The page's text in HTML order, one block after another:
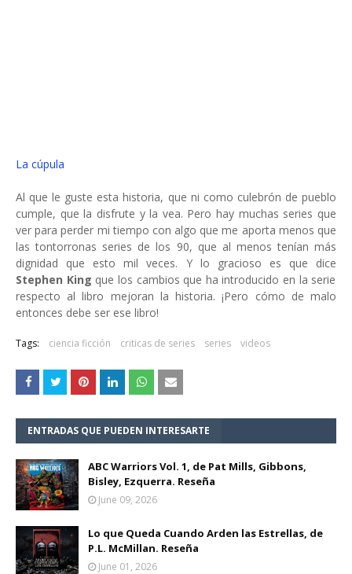
La cúpula
Al que le guste esta historia, que ni como culebrón de pueblo
cumple, que la disfrute y la vea. Pero hay muchas series que
ver para perder mi tiempo con algo que me aporta menos que
las tontorronas series de los 90, que al menos tenían más
dignidad que esto mil veces. Y lo gracioso es que dice
Stephen King que los cambios que ha introducido en la serie
respecto al libro mejoran la historia. ¡Pero cómo de malo
entonces debe ser ese libro!
Tags: ciencia ficción criticas de series series videos
ENTRADAS QUE PUEDEN INTERESARTE
ABC Warriors Vol. 1, de Pat Mills, Gibbons,
Bisley, Ezquerra. Reseña
June 09, 2026
Lo que Queda Cuando Arden las Estrellas, de
P.L. McMillan. Reseña
June 01, 2026